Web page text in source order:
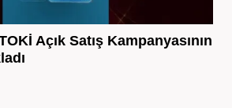
Açık Satış Kampanyasının